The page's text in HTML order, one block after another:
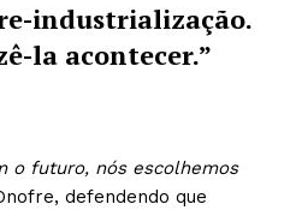
industrialização.
la acontecer.”
o futuro, nós escolhemos
defendendo que